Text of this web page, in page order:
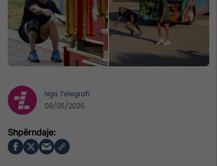
Nga Telegrafi
08/05/2026